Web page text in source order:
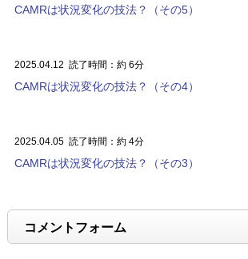
CAMRは状況変化の技法？（その5）
2025.04.12 読了時間：約 6分
CAMRは状況変化の技法？（その4）
2025.04.05 読了時間：約 4分
CAMRは状況変化の技法？（その3）
コメントフォーム